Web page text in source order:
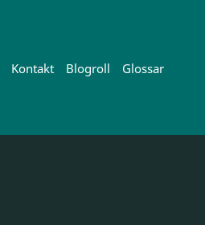
Kontakt Blogroll Glossar